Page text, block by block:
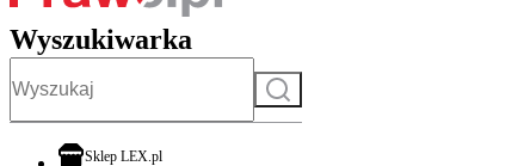
Wyszukiwarka
Szukaj
Sklep LEX.plotwiera się w nowej karcie